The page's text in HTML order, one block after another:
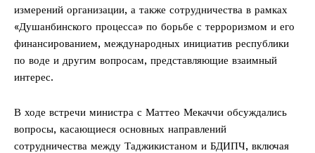
измерений организации, а также сотрудничества в рамках
«Душанбинского процесса» по борьбе с терроризмом и его
финансированием, международных инициатив республики
по воде и другим вопросам, представляющие взаимный
интерес.
В ходе встречи министра с Маттео Мекаччи обсуждались
вопросы, касающиеся основных направлений
сотрудничества между Таджикистаном и БДИПЧ, включая